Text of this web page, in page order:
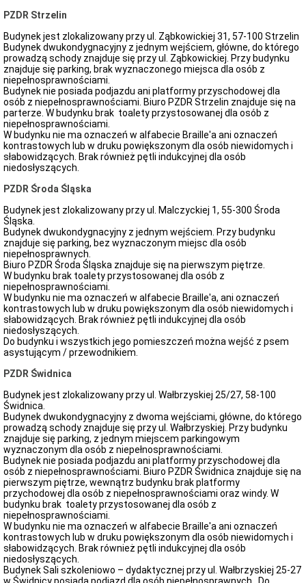
PZDR Strzelin
Budynek jest zlokalizowany przy ul. Ząbkowickiej 31, 57-100 Strzelin
Budynek dwukondygnacyjny z jednym wejściem, główne, do którego
prowadzą schody znajduje się przy ul. Ząbkowickiej. Przy budynku
znajduje się parking, brak wyznaczonego miejsca dla osób z
niepełnosprawnościami.
Budynek nie posiada podjazdu ani platformy przyschodowej dla
osób z niepełnosprawnościami. Biuro PZDR Strzelin znajduje się na
parterze. W budynku brak toalety przystosowanej dla osób z
niepełnosprawnościami.
W budynku nie ma oznaczeń w alfabecie Braille'a ani oznaczeń
kontrastowych lub w druku powiększonym dla osób niewidomych i
słabowidzących. Brak również pętli indukcyjnej dla osób
niedosłyszących.
PZDR Środa Śląska
Budynek jest zlokalizowany przy ul. Malczyckiej 1, 55-300 Środa
Śląska.
Budynek dwukondygnacyjny z jednym wejściem. Przy budynku
znajduje się parking, bez wyznaczonym miejsc dla osób
niepełnosprawnych.
Biuro PZDR Środa Śląska znajduje się na pierwszym piętrze.
W budynku brak toalety przystosowanej dla osób z
niepełnosprawnościami.
W budynku nie ma oznaczeń w alfabecie Braille'a, ani oznaczeń
kontrastowych lub w druku powiększonym dla osób niewidomych i
słabowidzących. Brak również pętli indukcyjnej dla osób
niedosłyszących.
Do budynku i wszystkich jego pomieszczeń można wejść z psem
asystującym / przewodnikiem.
PZDR Świdnica
Budynek jest zlokalizowany przy ul. Wałbrzyskiej 25/27, 58-100
Świdnica.
Budynek dwukondygnacyjny z dwoma wejściami, główne, do którego
prowadzą schody znajduje się przy ul. Wałbrzyskiej. Przy budynku
znajduje się parking, z jednym miejscem parkingowym
wyznaczonym dla osób z niepełnosprawnościami.
Budynek nie posiada podjazdu ani platformy przyschodowej dla
osób z niepełnosprawnościami. Biuro PZDR Świdnica znajduje się na
pierwszym piętrze, wewnątrz budynku brak platformy
przychodowej dla osób z niepełnosprawnościami oraz windy. W
budynku brak toalety przystosowanej dla osób z
niepełnosprawnościami.
W budynku nie ma oznaczeń w alfabecie Braille'a ani oznaczeń
kontrastowych lub w druku powiększonym dla osób niewidomych i
słabowidzących. Brak również pętli indukcyjnej dla osób
niedosłyszących.
Budynek Sali szkoleniowo – dydaktycznej przy ul. Wałbrzyskiej 25-27